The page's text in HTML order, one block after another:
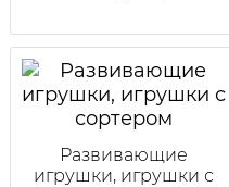
Развивающие
игрушки, игрушки с